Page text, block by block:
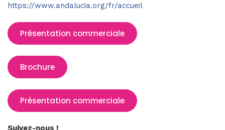
https://www.andalucia.org/fr/accueil
Présentation commerciale
Brochure
Présentation commerciale
Suivez-nous !